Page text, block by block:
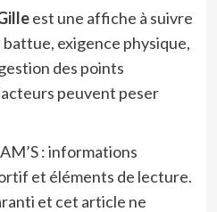
est une affiche à suivre
exigence physique,
des points
peuvent peser
: informations
et éléments de lecture.
et cet article ne